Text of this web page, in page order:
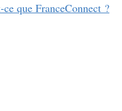
ce que FranceConnect ?